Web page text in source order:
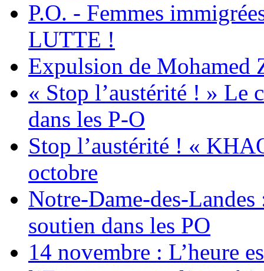
P.O. - Femmes
LUTTE !
Expulsion de Mohamed
« Stop l’austérité ! » Le
dans les P-O
Stop l’austérité ! «
octobre
Notre-Dame-des-
soutien dans les PO
14 novembre : L’heure